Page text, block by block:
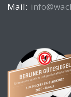
Mail: